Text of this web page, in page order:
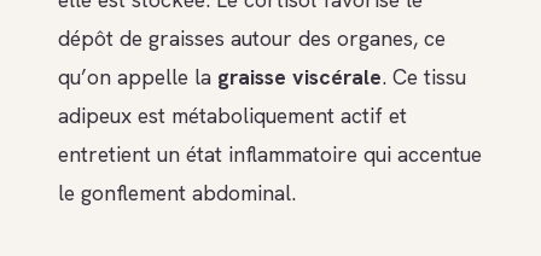
dépôt de graisses autour des organes, ce
qu’on appelle la graisse viscérale. Ce tissu
adipeux est métaboliquement actif et
entretient un état inflammatoire qui accentue
le gonflement abdominal.